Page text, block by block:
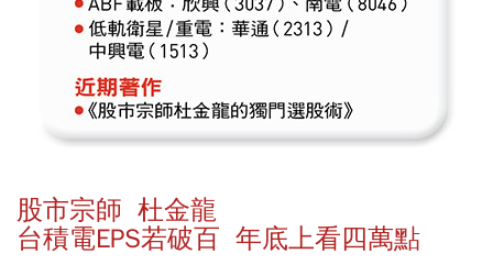
股市宗師 杜金龍
台積電EPS若破百 年底上看四萬點